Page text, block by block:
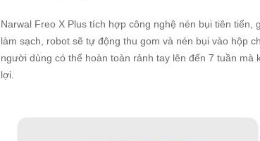
Narwal Freo X Plus tích hợp công nghệ nén bụi tiên
làm sạch, robot sẽ tự động thu gom và nén bụi vào hộp
người dùng có thể hoàn toàn rảnh tay lên đến 7 tuần
lợi.